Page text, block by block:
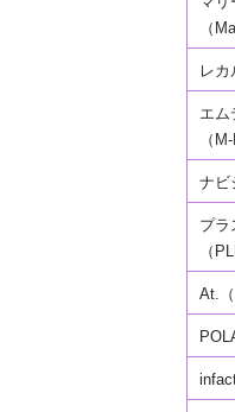
（
レカ
エム
（
ナビ
プ
（
At.（